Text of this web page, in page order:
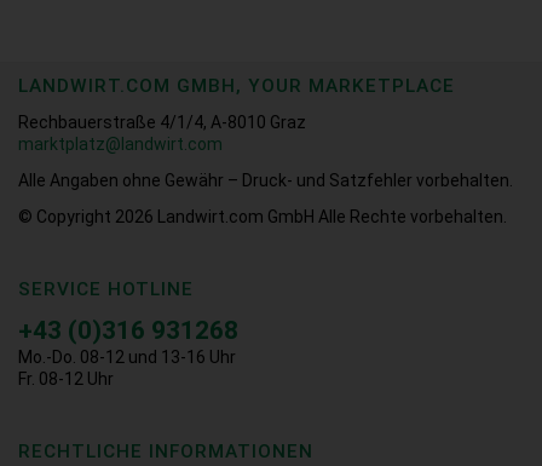
LANDWIRT.COM GMBH, YOUR MARKETPLACE
Rechbauerstraße 4/1/4, A-8010 Graz
marktplatz@landwirt.com
Alle Angaben ohne Gewähr – Druck- und Satzfehler vorbehalten.
© Copyright 2026
Landwirt.com GmbH Alle Rechte vorbehalten.
SERVICE HOTLINE
+43 (0)316 931268
Mo.-Do. 08-12 und 13-16 Uhr
Fr. 08-12 Uhr
RECHTLICHE INFORMATIONEN